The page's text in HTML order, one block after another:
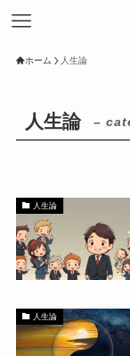
ホーム 人生論
人生論 –
人生論
人生論